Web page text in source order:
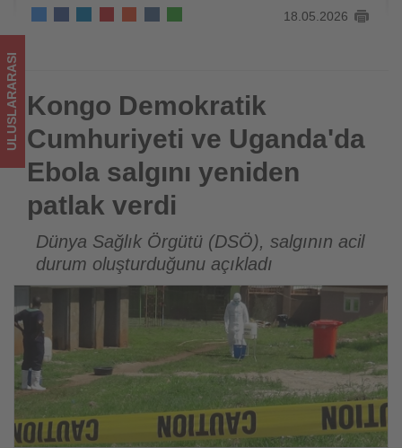
patlak
verdi
-
Tourexpi,
sizler
için
turizmde
olup
bitenleri
takip
ediyor!
18.05.2026
Kongo Demokratik Cumhuriyeti ve Uganda'da Ebola salgını
yeniden patlak verdi
ULUSLARARASI Kongo Demokratik
Cumhuriyeti ve Uganda'da
Ebola salgını yeniden
patlak verdi
Dünya Sağlık Örgütü (DSÖ), salgının acil
durum oluşturduğunu açıkladı